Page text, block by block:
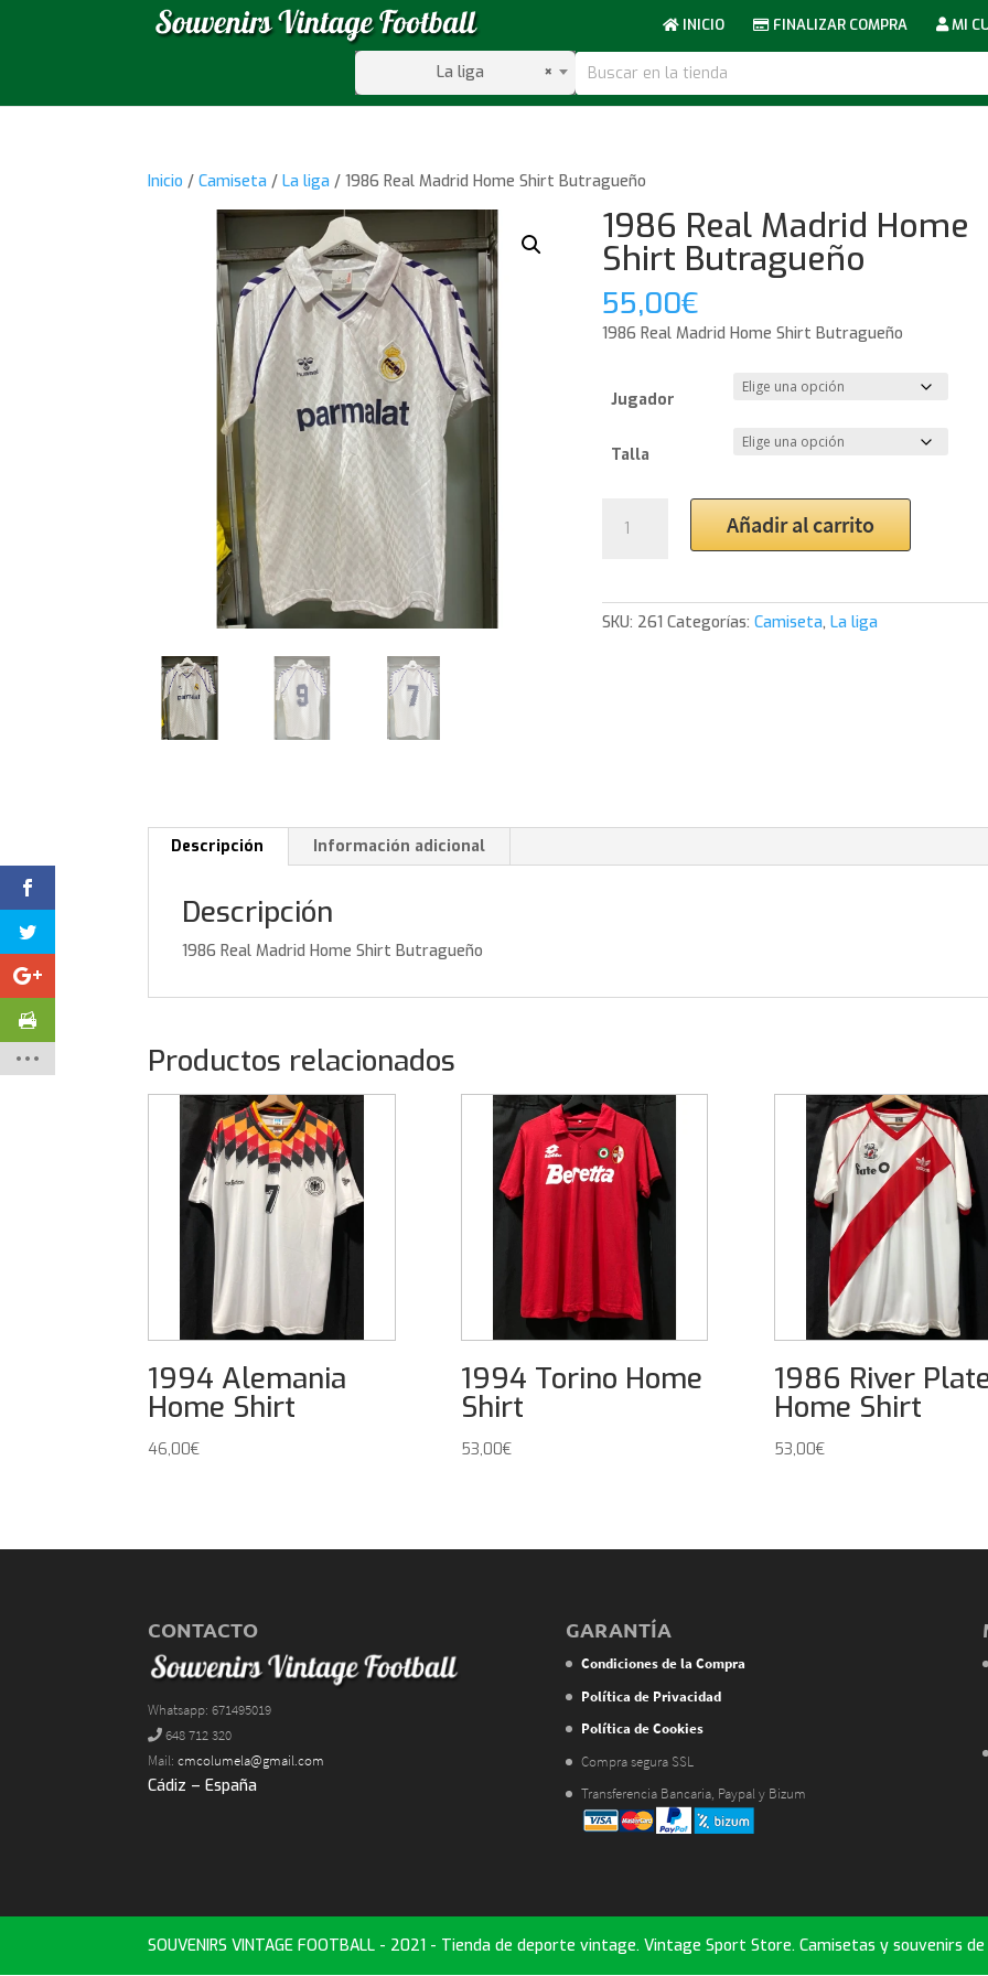
INICIO FINALIZAR COMPRA MI
×
La liga
Inicio /Camiseta /La liga / 1986 Real Madrid Home Shirt Butragueño
1986 Real Madrid Home
Shirt Butragueño
55,00€
1986 Real Madrid Home Shirt Butragueño
Jugador
Talla
Real
Shirt
Añadir al carrito
SKU: 261 Categorías:Camiseta,La liga
Descripción Información adicional
Descripción
1986 Real Madrid Home Shirt Butragueño
Productos relacionados
1994 Alemania
Home Shirt
46,00€
1994 Torino Home
Shirt
53,00€
1986 River
Home Shirt
53,00€
CONTACTO
Whatsapp: 671495019
648 712 320
Mail:cmcolumela@gmail.com
Cádiz – España
GARANTÍA
Condiciones de la Compra
Política de Privacidad
Política de Cookies
Compra segura SSL
Transferencia Bancaria, Paypal y Bizum
SOUVENIRS VINTAGE FOOTBALL - 2021 - Tienda de deporte vintage. Vintage Sport Store. Camisetas y souvenirs